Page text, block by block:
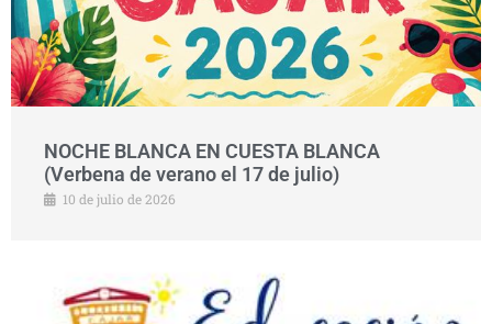
NOCHE BLANCA EN CUESTA BLANCA
(Verbena de verano el 17 de julio)
10 de julio de 2026